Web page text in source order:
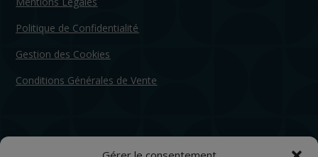
Politique de Confidentialité
Gestion des Cookies
Conditions Générales de Vente